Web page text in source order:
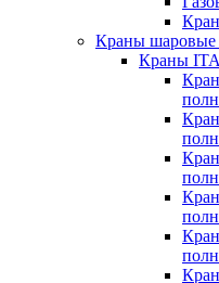
Краны шаровые
Краны